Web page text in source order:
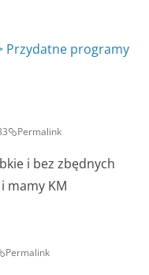
Przydatne programy
Permalink
i bez zbędnych
mamy KM
Permalink